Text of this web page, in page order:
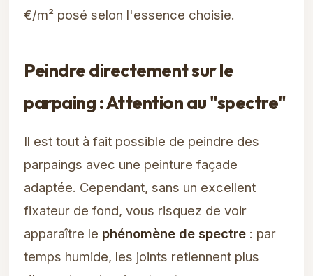
€/m² posé selon l'essence choisie.
Peindre directement sur le
parpaing : Attention au "spectre"
Il est tout à fait possible de peindre des
parpaings avec une peinture façade
adaptée. Cependant, sans un excellent
fixateur de fond, vous risquez de voir
apparaître le phénomène de spectre : par
temps humide, les joints retiennent plus